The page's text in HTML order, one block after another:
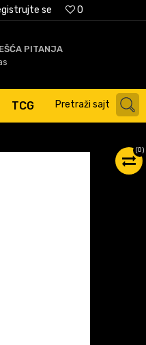
0
se
PITANJA
TCG Pretraži sajt
(0)